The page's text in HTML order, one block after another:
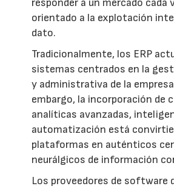
responder a un mercado cada
orientado a la explotación
dato.
Tradicionalmente, los ERP
sistemas centrados en la
y administrativa de la
embargo, la incorporación de
analíticas avanzadas,
automatización está
plataformas en auténticos
neurálgicos de información
Los proveedores de software